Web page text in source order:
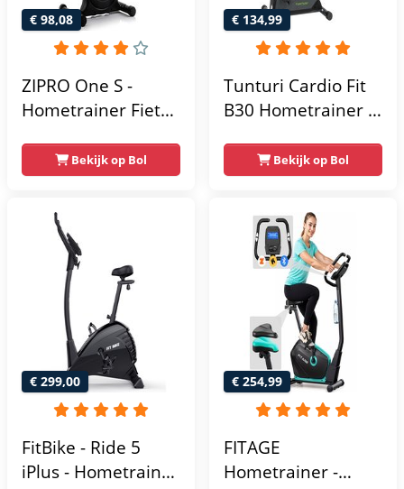
€ 98,08
ZIPRO One S -
Hometrainer Fiets -
Magnetische Fiets -
Hartslagsensoren -
Gemakkelijk te
transporteren -
Antislippedalen -
Homegym -
Stabiele structuur -
gebruikersgewicht
110 kg - Zwart en
Blauw
Bekijk op Bol
€ 134,99
Tunturi Cardio Fit
B30 Hometrainer -
weerstandsniveaus
- Tablethouder -
Hartslagfunctie en
transportwielen
Bekijk op Bol
€ 299,00
FitBike - Ride 5
iPlus - Hometrainer
€ 254,99
FITAGE
Hometrainer -